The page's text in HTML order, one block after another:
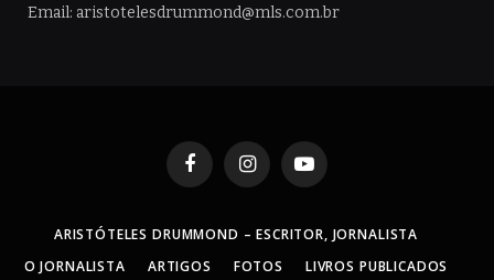
Email: aristotelesdrummond@mls.com.br
FacebookInstagramYouTube
ARISTÓTELES DRUMMOND – ESCRITOR, JORNALISTA
O JORNALISTA
ARTIGOS FOTOS LIVROS PUBLICADOS